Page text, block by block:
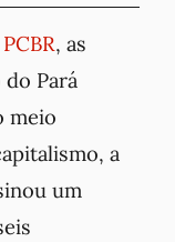
, as
Pará
meio
a
um